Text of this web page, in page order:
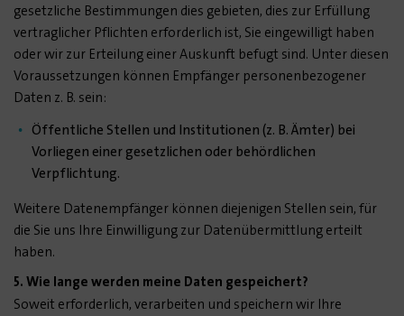
gesetzliche Bestimmungen dies gebieten, dies zur Erfüllung
vertraglicher Pflichten erforderlich ist, Sie eingewilligt haben
oder wir zur Erteilung einer Auskunft befugt sind. Unter diesen
Voraussetzungen können Empfänger personenbezogener
Daten z. B. sein:
Öffentliche Stellen und Institutionen (z. B. Ämter) bei
Vorliegen einer gesetzlichen oder behördlichen
Verpflichtung.
Weitere Datenempfänger können diejenigen Stellen sein, für
die Sie uns Ihre Einwilligung zur Datenübermittlung erteilt
haben.
5. Wie lange werden meine Daten gespeichert?
Soweit erforderlich, verarbeiten und speichern wir Ihre